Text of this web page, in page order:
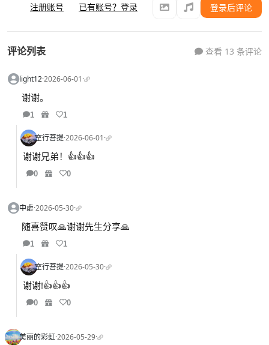
注册账号 已有账号？登录 登录后评论
评论列表 查看 13 条评论
light12·2026-06-01·
谢谢。
1 1
空行菩提·2026-06-01·
谢谢兄弟！👍👍👍
0 0
中虚·2026-05-30·
随喜赞叹🙏谢谢先生分享🙏
1 1
空行菩提·2026-05-30·
谢谢!👍👍👍
0 0
美丽的彩虹·2026-05-29·